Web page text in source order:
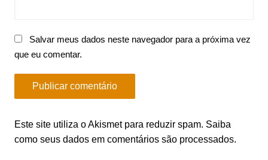
Salvar meus dados neste navegador para a próxima vez
que eu comentar.
Este site utiliza o Akismet para reduzir spam. Saiba
como seus dados em comentários são processados.